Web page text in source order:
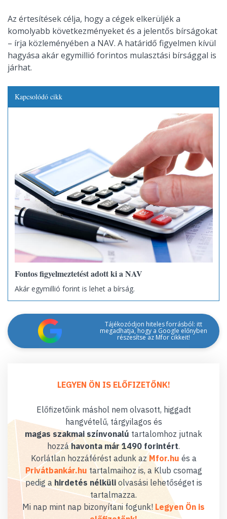
Az értesítések célja, hogy a cégek elkerüljék a
komolyabb következményeket és a jelentős bírságokat
– írja közleményében a NAV. A határidő figyelmen kívül
hagyása akár egymillió forintos mulasztási bírsággal is
járhat.
Kapcsolódó cikk
Fontos figyelmeztetést adott ki a NAV
Akár egymillió forint is lehet a bírság.
Tájékozódjon hiteles forrásból: itt
megadhatja, hogy a Google előnyben
részesítse az Mfor cikkeit!
LEGYEN ÖN IS ELŐFIZETŐNK!
Előfizetőink máshol nem olvasott, higgadt
hangvételű, tárgyilagos és
magas szakmai színvonalú tartalomhoz jutnak
hozzáhavonta már 1490 forintért.
Korlátlan hozzáférést adunk az Mfor.hu és a
Privátbankár.hu tartalmaihoz is, a Klub csomag
pedig a hirdetés nélküliolvasási lehetőséget is
tartalmazza.
Mi nap mint nap bizonyítani fogunk! Legyen Ön is